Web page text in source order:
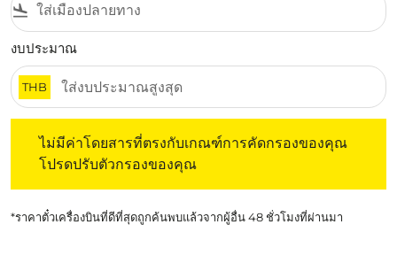
flight_land
งบประมาณ
THB
ไม่มีค่าโดยสารที่ตรงกับเกณฑ์การคัดกรองของคุณ
โปรดปรับตัวกรองของคุณ
*ราคาตั๋วเครื่องบินที่ดีที่สุดถูกค้นพบแล้วจากผู้อื่น 48 ชั่วโมงที่ผ่านมา